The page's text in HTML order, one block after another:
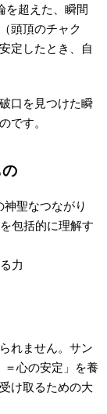
を超えた、瞬間
頭頂のチャク
定したとき、自
口を見つけた瞬
です。
聖なつながり
包括的に理解す
力
れません。サン
＝心の安定」を養
け取るための大